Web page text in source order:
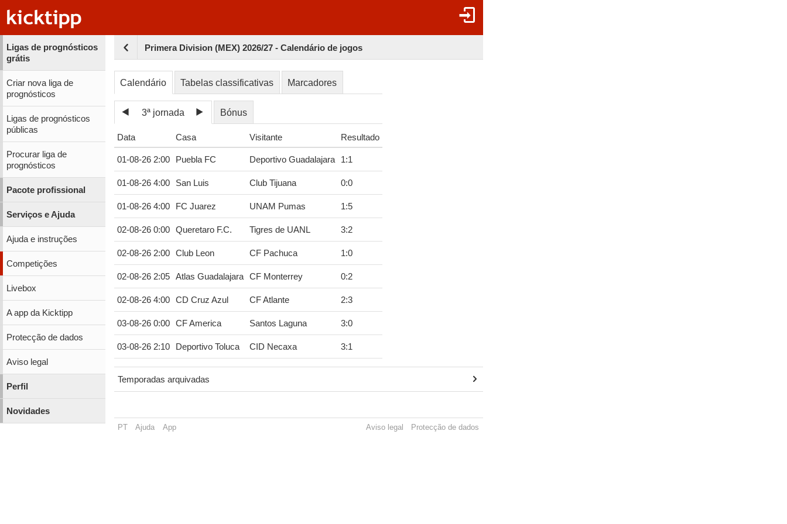
Ligas de prognósticos
grátis
Criar nova liga de
prognósticos
Ligas de prognósticos
públicas
Procurar liga de
prognósticos
Pacote profissional
Serviços e Ajuda
Ajuda e instruções
Competições
Livebox
A app da Kicktipp
Protecção de dados
Aviso legal
Perfil
Novidades
Primera Division (MEX) 2026/27 - Calendário de jogos
Calendário Tabelas classificativas Marcadores
3ª jornada Bónus
Data Casa Visitante Resultado
01-08-26 2:00 Puebla FC Deportivo Guadalajara 1:1
01-08-26 4:00 San Luis Club Tijuana 0:0
01-08-26 4:00 FC Juarez UNAM Pumas 1:5
02-08-26 0:00 Queretaro F.C. Tigres de UANL 3:2
02-08-26 2:00 Club Leon CF Pachuca 1:0
02-08-26 2:05 Atlas Guadalajara CF Monterrey 0:2
02-08-26 4:00 CD Cruz Azul CF Atlante 2:3
03-08-26 0:00 CF America Santos Laguna 3:0
03-08-26 2:10 Deportivo Toluca CID Necaxa 3:1
Temporadas arquivadas
PT Ajuda App Aviso legal Protecção de dados